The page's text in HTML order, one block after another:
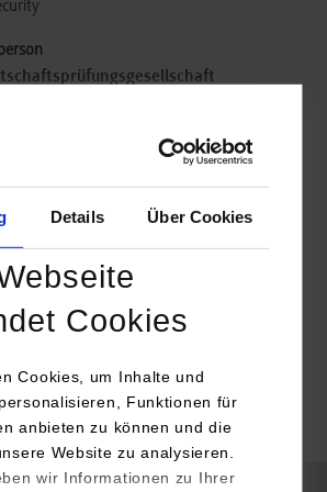
Details Über Cookies
Cookies
Cookies, um Inhalte und
Funktionen für
anbieten zu können und die
Website zu analysieren.
wir Informationen zu Ihrer